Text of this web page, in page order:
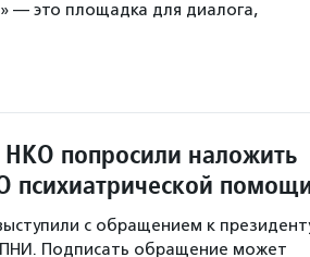
— это площадка для диалога,
НКО попросили наложить
психиатрической
с обращением к
Подписать обращение может